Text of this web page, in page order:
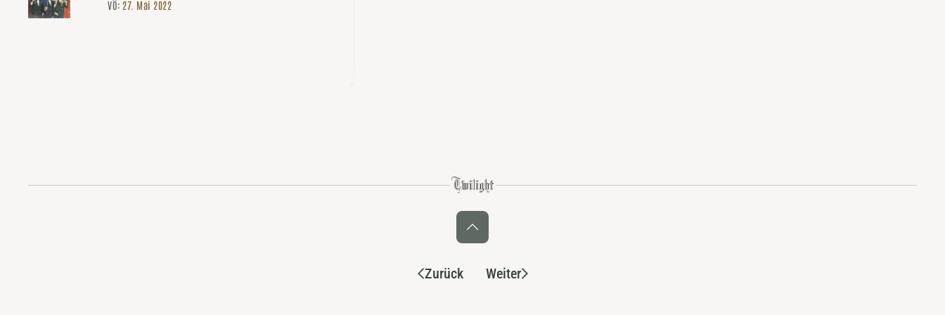
Hosen
VÖ: 27. Mai 2022
Zurück Weiter